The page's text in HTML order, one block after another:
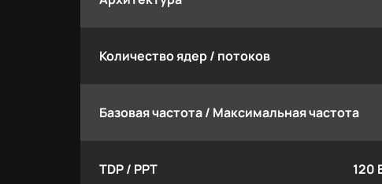
Количество ядер / потоков
Базовая частота / Максимальная частота
TDP / PPT 120